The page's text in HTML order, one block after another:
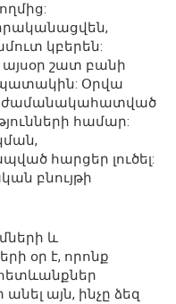
կբերեն:
շատ բանի
Օրվա
ժամանակահատված
համար:
հարցեր լուծել:
բնույթի
և
օր է, որոնք
այն, ինչը ձեզ